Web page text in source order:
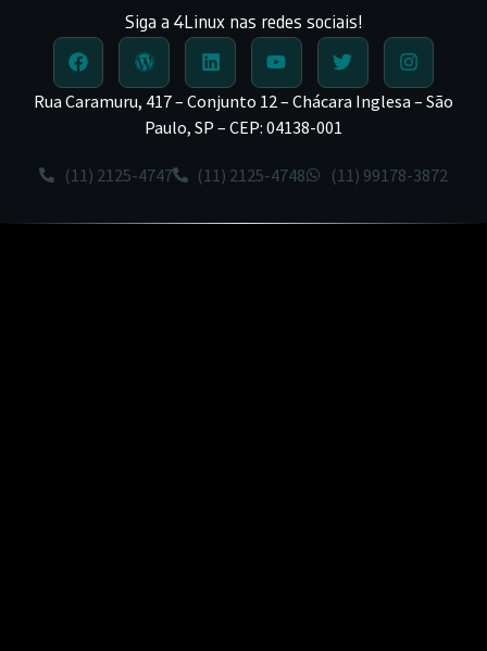
Siga a 4Linux nas redes sociais!
Rua Caramuru, 417 – Conjunto 12 – Chácara Inglesa – São
Paulo, SP – CEP: 04138-001
(11) 2125-4747 (11) 2125-4748 (11) 99178-3872